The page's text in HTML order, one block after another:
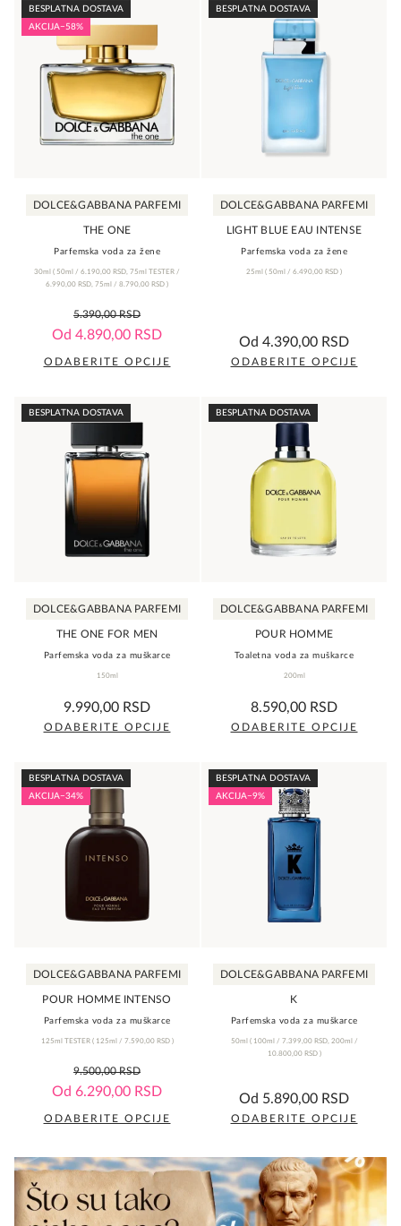
ima
više
varijanti.
Opcije
mogu
biti
stranici
proizvoda.
ima
više
varijanti.
Opcije
biti
stranici
proizvoda.
BESPLATNA DOSTAVA
AKCIJA−58%
DOLCE&GABBANA PARFEMI
THE ONE
Parfemska voda za žene
30ml ( 50ml / 6.190,00 RSD, 75ml TESTER /
6.990,00 RSD, 75ml / 8.790,00 RSD
0,0
rating
5.390,00RSD
Od 4.890,00 RSD
ODABERITE OPCIJE
proizvod
ima
više
varijanti.
Opcije
mogu
biti
stranici
proizvoda.
BESPLATNA DOSTAVA
DOLCE&GABBANA PARFEMI
LIGHT BLUE EAU INTENSE
Parfemska voda za žene
25ml ( 50ml / 6.490,00 RSD
0,0
rating
Od 4.390,00 RSD
ODABERITE OPCIJE
proizvod
ima
više
varijanti.
Opcije
biti
stranici
proizvoda.
BESPLATNA DOSTAVA
DOLCE&GABBANA PARFEMI
THE ONE FOR MEN
Parfemska voda za muškarce
150ml
0,0
rating
9.990,00 RSD
ODABERITE OPCIJE
proizvod
ima
više
varijanti.
Opcije
biti
stranici
proizvoda.
BESPLATNA DOSTAVA
DOLCE&GABBANA PARFEMI
POUR HOMME
Toaletna voda za muškarce
200ml
0,0
rating
8.590,00 RSD
ODABERITE OPCIJE
proizvod
ima
više
varijanti.
Opcije
mogu
biti
stranici
proizvoda.
BESPLATNA DOSTAVA
AKCIJA−34%
DOLCE&GABBANA PARFEMI
POUR HOMME INTENSO
Parfemska voda za muškarce
125ml TESTER( 125ml / 7.590,00 RSD)
0,0
rating
9.500,00RSD
Od 6.290,00 RSD
ODABERITE OPCIJE
proizvod
ima
više
BESPLATNA DOSTAVA
AKCIJA−9%
DOLCE&GABBANA PARFEMI
K
Parfemska voda za muškarce
50ml ( 100ml / 7.399,00 RSD, 200ml /
10.800,00 RSD)
5,0
rating
Od 5.890,00 RSD
ODABERITE OPCIJE
proizvod
ima
više